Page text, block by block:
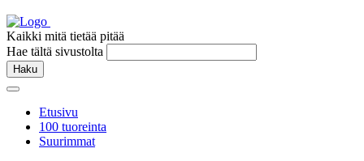
Kaikki mitä tietää pitää
Hae tältä sivustolta
Haku
Etusivu
100 tuoreinta
Suurimmat